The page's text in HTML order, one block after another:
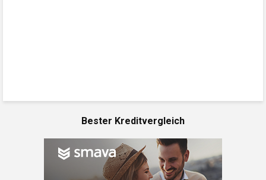
Bester Kreditvergleich